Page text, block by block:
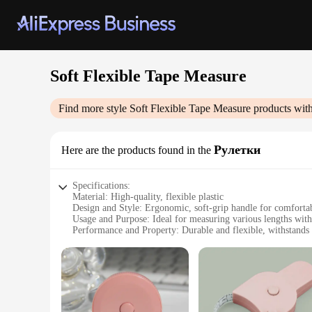
Soft Flexible Tape Measure
Find more style Soft Flexible Tape Measure products
Here are the products found in the Рулетки
Specifications:
Material: High-quality, flexible plastic
Design and Style: Ergonomic, soft-grip handle for
Usage and Purpose: Ideal for measuring various lengths
Performance and Property: Durable and flexible, withstands
Parts and Accessories: Comes with a convenient belt clip for
Features:
**Versatile and User-Friendly**
The Soft Flexible Tape Measure is a must-have for anyone
comfortable grip, while the soft plastic material provides